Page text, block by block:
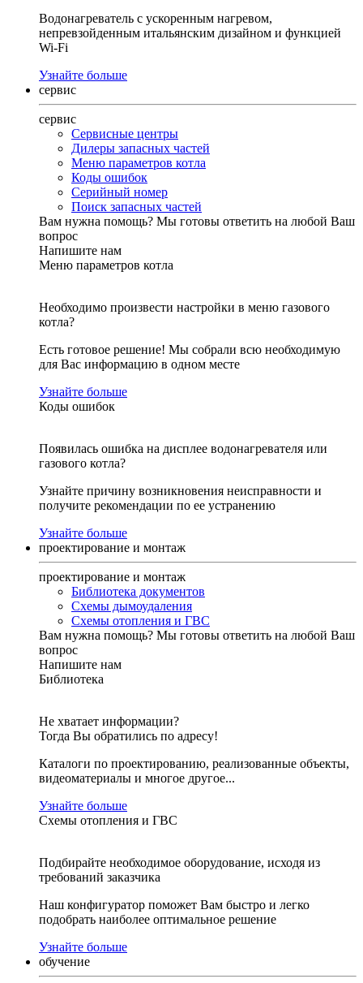
Водонагреватель с ускоренным нагревом,
непревзойденным итальянским дизайном и функцией
Wi-Fi
Узнайте больше
сервис
сервис
Сервисные центры
Дилеры запасных частей
Меню параметров котла
Коды ошибок
Серийный номер
Поиск запасных частей
Вам нужна помощь? Мы готовы ответить на любой Ваш
вопрос
Напишите нам
Меню параметров котла
Необходимо произвести настройки в меню газового
котла?
Есть готовое решение! Мы собрали всю необходимую
для Вас информацию в одном месте
Узнайте больше
Коды ошибок
Появилась ошибка на дисплее водонагревателя или
газового котла?
Узнайте причину возникновения неисправности и
получите рекомендации по ее устранению
Узнайте больше
проектирование и монтаж
проектирование и монтаж
Библиотека документов
Схемы дымоудаления
Схемы отопления и ГВС
Вам нужна помощь? Мы готовы ответить на любой Ваш
вопрос
Напишите нам
Библиотека
Не хватает информации?
Тогда Вы обратились по адресу!
Каталоги по проектированию, реализованные объекты,
видеоматериалы и многое другое...
Узнайте больше
Схемы отопления и ГВС
Подбирайте необходимое оборудование, исходя из
требований заказчика
Наш конфигуратор поможет Вам быстро и легко
подобрать наиболее оптимальное решение
Узнайте больше
обучение